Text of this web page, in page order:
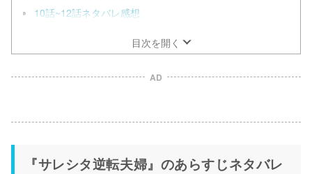
10話~12話ネタバレ感想
目次を開く
AD
『サレシタ逆転夫婦』のあらすじネタバレ